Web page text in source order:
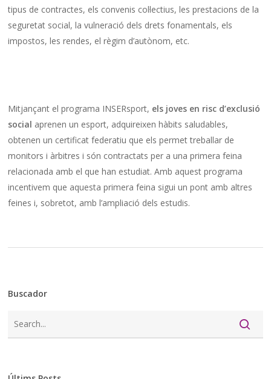
tipus de contractes, els convenis col·lectius, les prestacions de la
seguretat social, la vulneració dels drets fonamentals, els
impostos, les rendes, el règim d’autònom, etc.
Mitjançant el programa INSERsport, els joves en risc d’exclusió
social aprenen un esport, adquireixen hàbits saludables,
obtenen un certificat federatiu que els permet treballar de
monitors i àrbitres i són contractats per a una primera feina
relacionada amb el que han estudiat. Amb aquest programa
incentivem que aquesta primera feina sigui un pont amb altres
feines i, sobretot, amb l’ampliació dels estudis.
Buscador